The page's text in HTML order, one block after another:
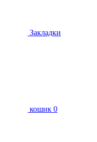
Закладки
кошик 0